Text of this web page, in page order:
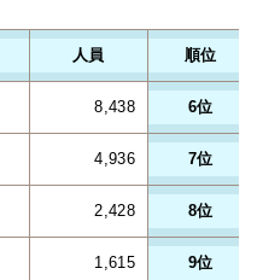
人員 順位
8,438 6位
4,936 7位
2,428 8位
1,615 9位